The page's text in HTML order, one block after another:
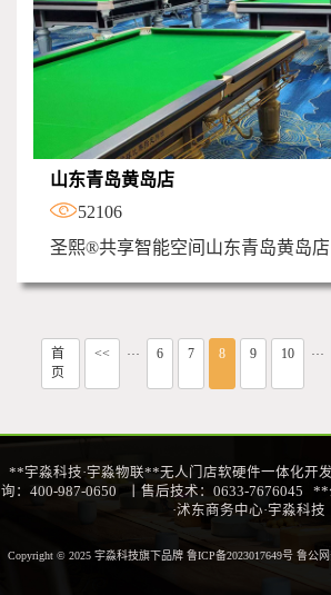
山东青岛黄岛店
52106
圣熙®共享智能空间山东青岛黄岛店
首
页
<< ··· 6 7 8 9 10 ···
**宇淼科技·宇淼物联**无人门店软硬件一体化开
询：400-987-0650 丨售后技术：0633-7676045 **
·沭东商务中心·宇淼科技
Copyright © 2025 宇淼科技旗下品牌 鲁ICP备2023017649号 鲁公